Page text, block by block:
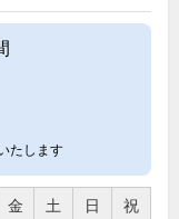
たします
金 土 日 祝